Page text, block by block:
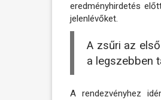
eredményhirdetés
jelenlévőket.
A zsűri az
a legszebben
A rendezvényhez